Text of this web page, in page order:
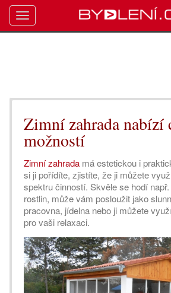
Zimní zahrada nabízí
možností
Zimní zahrada má estetickou i
si ji pořídíte, zjistíte, že ji můžete
spektru činností. Skvěle se hodí
rostlin, může vám posloužit jako
pracovna, jídelna nebo ji můžete
pro vaši relaxaci.
Toggle
navigation